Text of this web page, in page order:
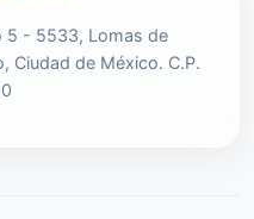
5 - 5533, Lomas de
Ciudad de México. C.P.